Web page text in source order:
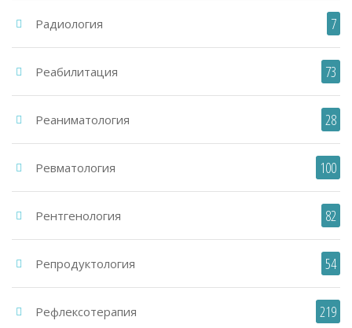
Радиология 7
Реабилитация 73
Реаниматология 28
Ревматология 100
Рентгенология 82
Репродуктология 54
Рефлексотерапия 219